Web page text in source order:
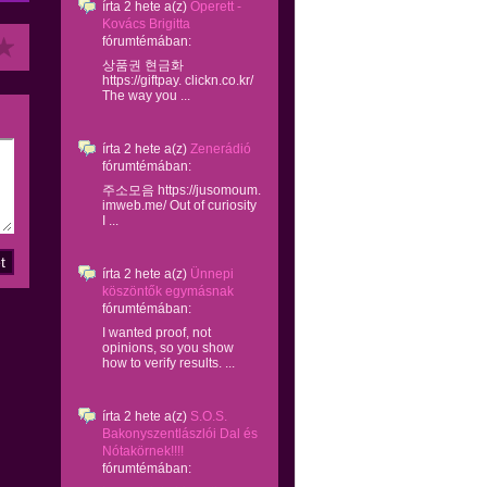
írta 2 hete a(z) Operett -
Kovács Brigitta
fórumtémában:
상품권 현금화
https://giftpay. clickn.co.kr/
The way you ...
írta 2 hete a(z) Zenerádió
fórumtémában:
주소모음 https://jusomoum.
imweb.me/ Out of curiosity
I ...
írta 2 hete a(z) Ünnepi
köszöntők egymásnak
fórumtémában:
I wanted proof, not
opinions, so you show
how to verify results. ...
írta 2 hete a(z) S.O.S.
Bakonyszentlászlói Dal és
Nótakörnek!!!!
fórumtémában: